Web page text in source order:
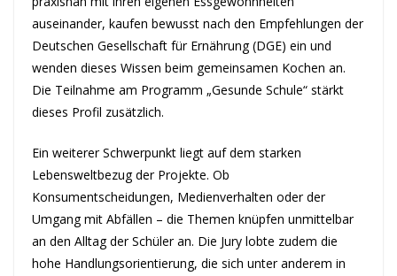
auseinander, kaufen bewusst nach den Empfehlungen der
Deutschen Gesellschaft für Ernährung (DGE) ein und
wenden dieses Wissen beim gemeinsamen Kochen an.
Die Teilnahme am Programm „Gesunde Schule“ stärkt
dieses Profil zusätzlich.
Ein weiterer Schwerpunkt liegt auf dem starken
Lebensweltbezug der Projekte. Ob
Konsumentscheidungen, Medienverhalten oder der
Umgang mit Abfällen – die Themen knüpfen unmittelbar
an den Alltag der Schüler an. Die Jury lobte zudem die
hohe Handlungsorientierung, die sich unter anderem in